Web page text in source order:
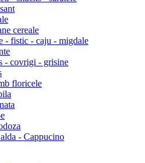
cereale
- fistic - caju - migdale
- covrigi - grisine
floricele
- Cappucino